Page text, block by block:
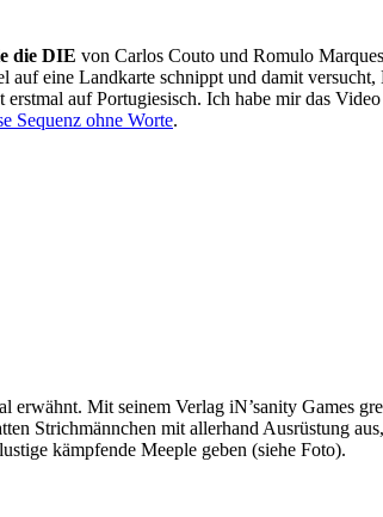
die DIE von Carlos Couto und Romulo
eine Landkarte schnippt und damit versucht,
auf Portugiesisch. Ich habe mir das
Sequenz ohne Worte.
erwähnt. Mit seinem Verlag iN’sanity Games
Strichmännchen mit allerhand Ausrüstung
kämpfende Meeple geben (siehe Foto).